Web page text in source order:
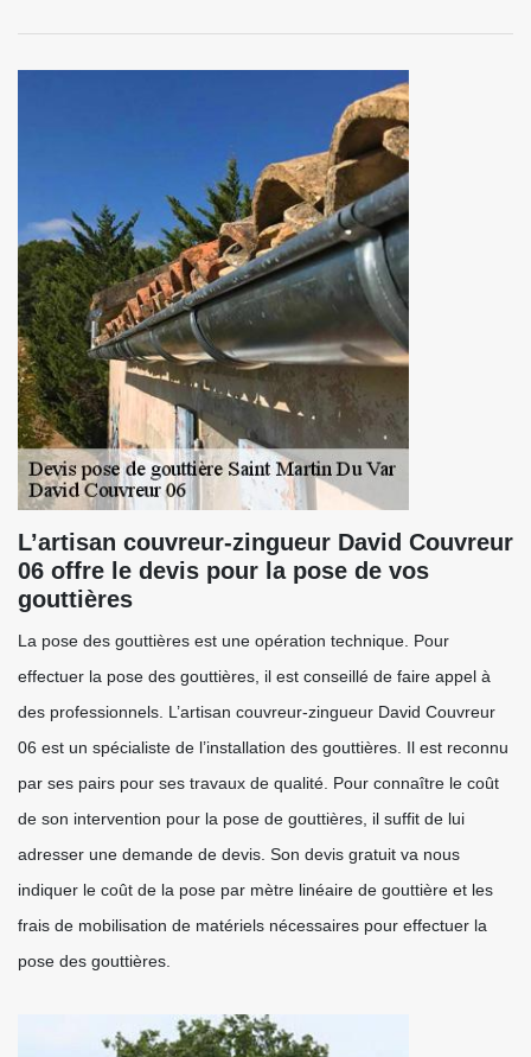
L’artisan couvreur-zingueur David Couvreur
06 offre le devis pour la pose de vos
gouttières
La pose des gouttières est une opération technique. Pour
effectuer la pose des gouttières, il est conseillé de faire appel à
des professionnels. L’artisan couvreur-zingueur David Couvreur
06 est un spécialiste de l’installation des gouttières. Il est reconnu
par ses pairs pour ses travaux de qualité. Pour connaître le coût
de son intervention pour la pose de gouttières, il suffit de lui
adresser une demande de devis. Son devis gratuit va nous
indiquer le coût de la pose par mètre linéaire de gouttière et les
frais de mobilisation de matériels nécessaires pour effectuer la
pose des gouttières.